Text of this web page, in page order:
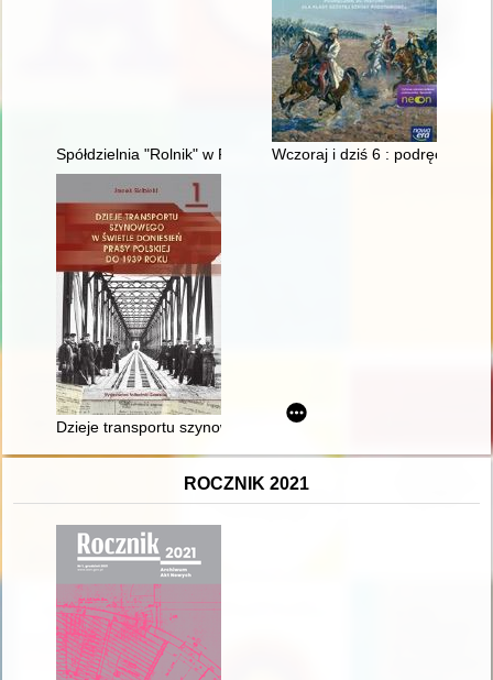
Spółdzielnia "Rolnik" w Pobiedziskach od 1945 r. : zarys
Wczoraj i dziś 6 : podręcznik
Dzieje transportu szynowego w świetle doniesień prasy
ROCZNIK 2021